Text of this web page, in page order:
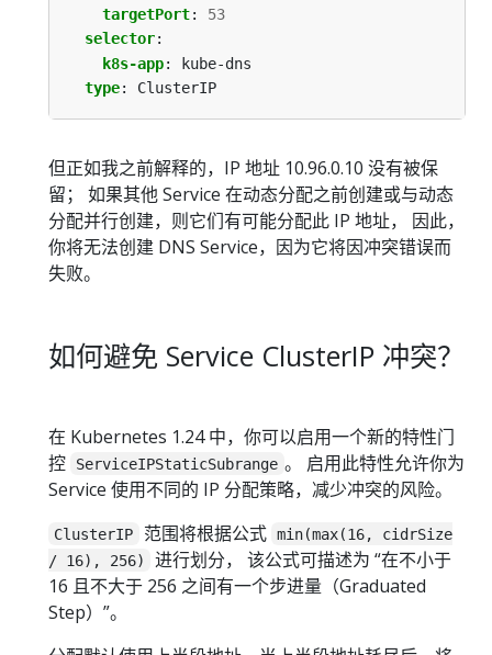
targetPort:
53
selector:
k8s-app:
kube-dns
type: ClusterIP
但正如我之前解释的，IP 地址 10.96.0.10 没有被保
留； 如果其他 Service 在动态分配之前创建或与动态
分配并行创建，则它们有可能分配此 IP 地址， 因此，
你将无法创建 DNS Service，因为它将因冲突错误而
失败。
如何避免 Service ClusterIP 冲突？
在 Kubernetes 1.24 中，你可以启用一个新的特性门
控
ServiceIPStaticSubrange 。 启用此特性允许你为
Service 使用不同的 IP 分配策略，减少冲突的风险。
ClusterIP 范围将根据公式 min(max(16, cidrSize
/ 16), 256)
进行划分， 该公式可描述为 “在不小于
16 且不大于 256 之间有一个步进量（Graduated
Step）”。